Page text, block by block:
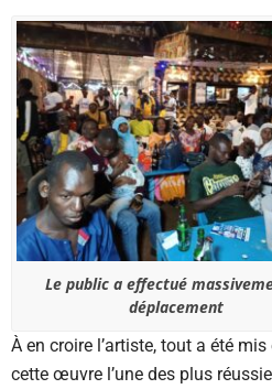
Le public a effectué
déplacement
À en croire l’artiste, tout a été
cette œuvre l’une des plus